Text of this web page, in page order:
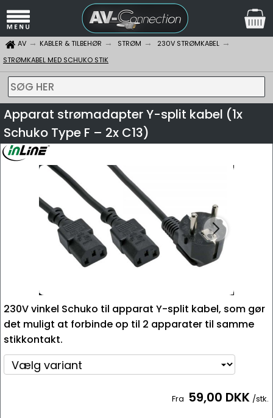
AV KABLER & TILBEHØR STRØM
230V STRØMKABEL
STRØMKABEL MED SCHUKO STIK
SØG HER
Apparat strømadapter Y-split kabel (1x
Schuko Type F – 2x C13)
230V vinkel Schuko til apparat Y-split kabel, som gør
det muligt at forbinde op til 2 apparater til samme
stikkontakt.
Fra 59,00 DKK /stk.